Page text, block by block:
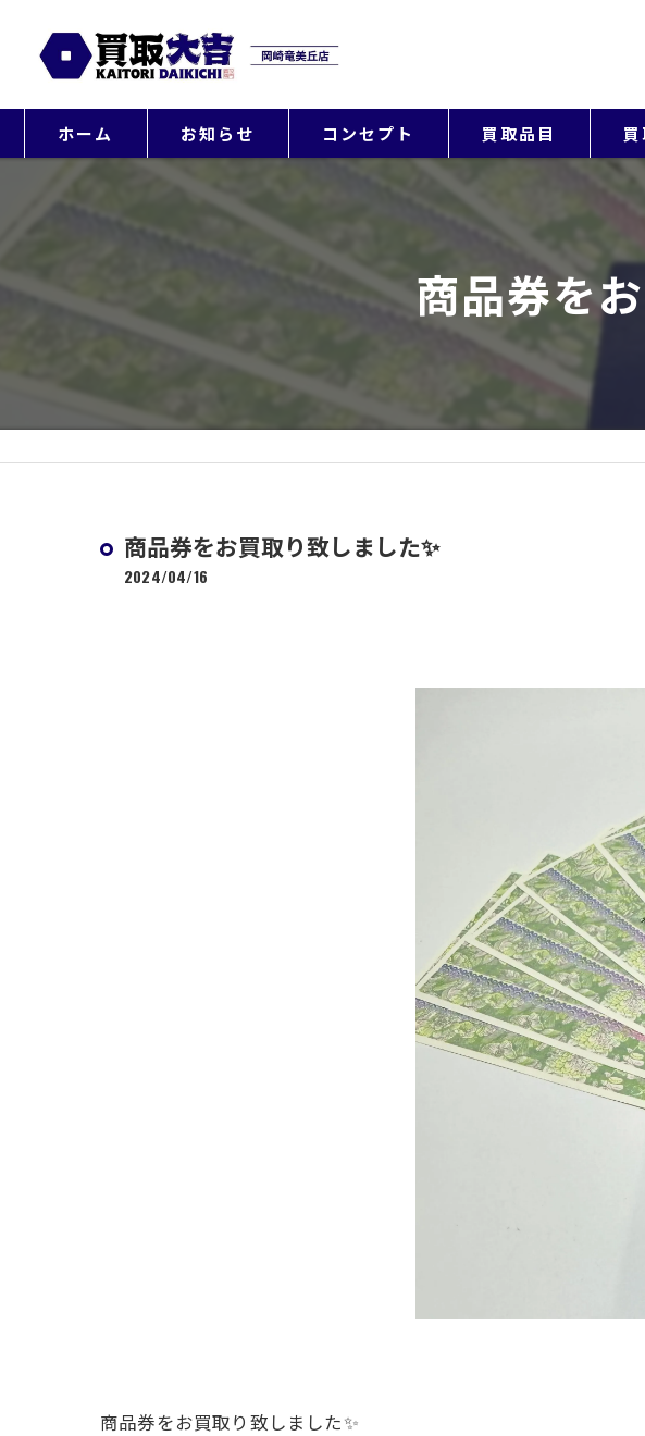
ホーム お知らせ コンセプト 買取品目
商品券を
商品券をお買取り致しました✨
2024/04/16
商品券をお買取り致しました✨